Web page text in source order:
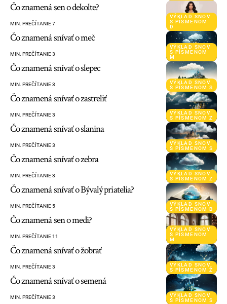
VÝKLAD SNOV
S PÍSMENOM
D
Čo znamená sen o dekolte?
MIN. PREČÍTANIE 7
VÝKLAD SNOV
S PÍSMENOM
M
Čo znamená snívať o meč
MIN. PREČÍTANIE 3
VÝKLAD SNOV
S PÍSMENOM S
Čo znamená snívať o slepec
MIN. PREČÍTANIE 3
VÝKLAD SNOV
S PÍSMENOM Z
Čo znamená snívať o zastreliť
MIN. PREČÍTANIE 3
VÝKLAD SNOV
S PÍSMENOM S
Čo znamená snívať o slanina
MIN. PREČÍTANIE 3
VÝKLAD SNOV
S PÍSMENOM Z
Čo znamená snívať o zebra
MIN. PREČÍTANIE 3
VÝKLAD SNOV
S PÍSMENOM B
Čo znamená snívať o Bývalý priatelia?
MIN. PREČÍTANIE 5
VÝKLAD SNOV
S PÍSMENOM
M
Čo znamená sen o medi?
MIN. PREČÍTANIE 11
VÝKLAD SNOV
S PÍSMENOM Ž
Čo znamená snívať o žobrať
MIN. PREČÍTANIE 3
VÝKLAD SNOV
S PÍSMENOM S
Čo znamená snívať o semená
MIN. PREČÍTANIE 3